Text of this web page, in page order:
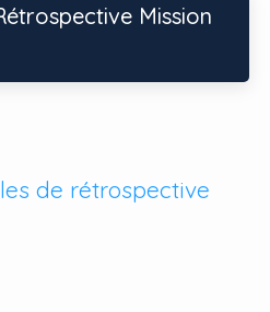
Mission
de rétrospective